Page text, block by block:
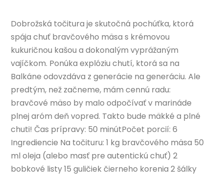
Dobrožská točitura je skutočná pochúťka, ktorá
spája chuť bravčového mäsa s krémovou
kukuričnou kašou a dokonalým vyprážaným
vajíčkom. Ponúka explóziu chutí, ktorá sa na
Balkáne odovzdáva z generácie na generáciu. Ale
predtým, než začneme, mám cennú radu:
bravčové mäso by malo odpočívať v marináde
plnej aróm deň vopred. Takto bude mäkké a plné
chuti! Čas prípravy: 50 minútPočet porcií: 6
Ingrediencie Na točituru: 1 kg bravčového mäsa 50
ml oleja (alebo masť pre autentickú chuť) 2
bobkové listy 15 guličiek čierneho korenia 2 šálky